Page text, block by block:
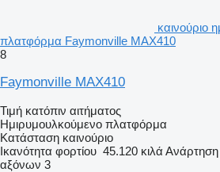
καινούριο
πλατφόρμα Faymonville MAX410
8
Faymonville MAX410
Τιμή κατόπιν αιτήματος
Ημιρυμουλκούμενο πλατφόρμα
Κατάσταση καινούριο
Ικανότητα φορτίου 45.120 κιλά Ανάρτηση
αξόνων 3